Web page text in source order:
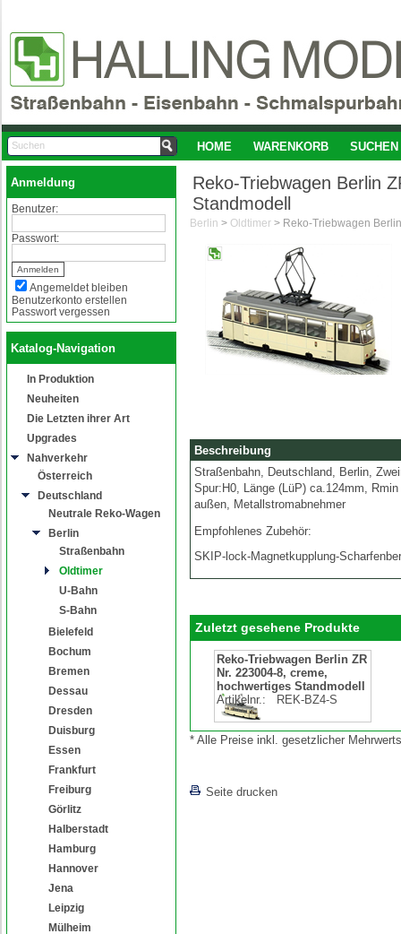
HOME WARENKORB SUCHEN
Anmeldung
Benutzer:
Passwort:
Angemeldet bleiben
Benutzerkonto erstellen
Passwort vergessen
Katalog-Navigation
In Produktion
Neuheiten
Die Letzten ihrer Art
Upgrades
Nahverkehr
Österreich
Deutschland
Neutrale Reko-Wagen
Berlin
Straßenbahn
Oldtimer
U-Bahn
S-Bahn
Bielefeld
Bochum
Bremen
Dessau
Dresden
Duisburg
Essen
Frankfurt
Freiburg
Görlitz
Halberstadt
Hamburg
Hannover
Jena
Leipzig
Mülheim
Reko-Triebwagen Berlin
Standmodell
Berlin > Oldtimer >
Beschreibung
Straßenbahn, Deutschland, Berlin,
Spur:H0, Länge (LüP) ca.124mm,
außen, Metallstromabnehmer
Empfohlenes Zubehör:
SKIP-lock-Magnetkupplung-
Zuletzt gesehene Produkte
Reko-Triebwagen Berlin ZR
Nr. 223004-8, creme,
hochwertiges Standmodell
Artikelnr.:
REK-BZ4-S
* Alle Preise inkl. gesetzlicher
Seite drucken